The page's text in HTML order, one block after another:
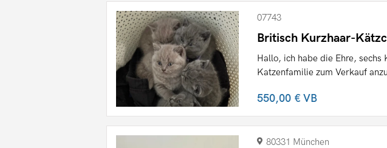
07743
Britisch Kurzhaar-
Hallo, ich habe die Ehre, sechs
Katzenfamilie zum Verkauf
550,00 €VB
80331 München